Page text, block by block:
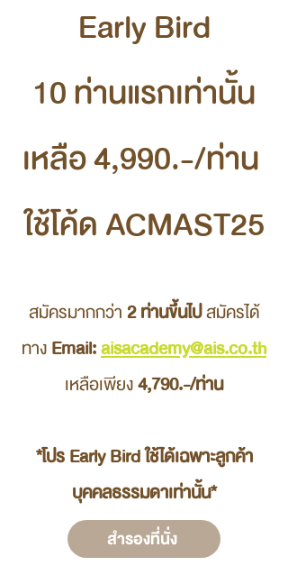
Early Bird
10 ท่านแรกเท่านั้น
เหลือ 4,990.-/ท่าน
ใช้โค้ด ACMAST25
สมัครมากกว่า 2 ท่านขึ้นไป สมัครได้
ทาง Email: aisacademy@ais.co.th
เหลือเพียง 4,790.-/ท่าน
*โปร Early Bird ใช้ได้เฉพาะลูกค้า
บุคคลธรรมดาเท่านั้น*
สำรองที่นั่ง